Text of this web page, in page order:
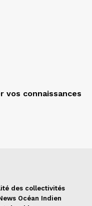
vos connaissances
des collectivités
Océan Indien